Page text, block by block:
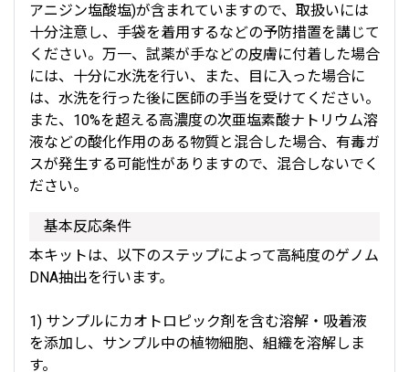
アニジン塩酸塩)が含まれていますので、取扱いには
十分注意し、手袋を着用するなどの予防措置を講じて
ください。万一、試薬が手などの皮膚に付着した場合
には、十分に水洗を行い、また、目に入った場合に
は、水洗を行った後に医師の手当を受けてください。
また、10%を超える高濃度の次亜塩素酸ナトリウム溶
液などの酸化作用のある物質と混合した場合、有毒ガ
スが発生する可能性がありますので、混合しないでく
ださい。
基本反応条件
本キットは、以下のステップによって高純度のゲノム
DNA抽出を行います。
1) サンプルにカオトロピック剤を含む溶解・吸着液
を添加し、サンプル中の植物細胞、組織を溶解しま
す。